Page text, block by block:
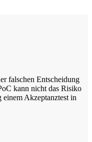
falschen Entscheidung
kann nicht das Risiko
Akzeptanztest in